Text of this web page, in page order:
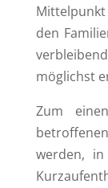
den
möglichst
Zum
werden,